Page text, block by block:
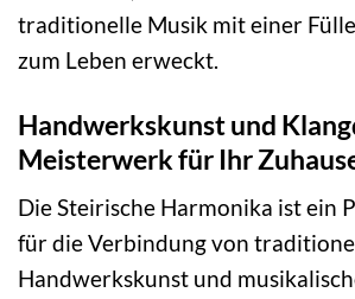
traditionelle Musik mit einer
zum Leben erweckt.
Handwerkskunst und
Meisterwerk für Ihr
Die Steirische Harmonika ist ein
für die Verbindung von
Handwerkskunst und